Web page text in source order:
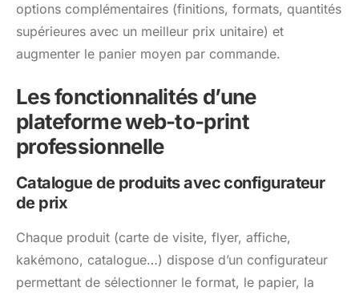
options complémentaires (finitions, formats, quantités
supérieures avec un meilleur prix unitaire) et
augmenter le panier moyen par commande.
Les fonctionnalités d’une
plateforme web-to-print
professionnelle
Catalogue de produits avec configurateur
de prix
Chaque produit (carte de visite, flyer, affiche,
kakémono, catalogue…) dispose d’un configurateur
permettant de sélectionner le format, le papier, la